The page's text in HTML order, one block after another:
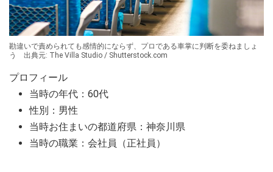
勘違いで責められても感情的にならず、プロである車掌に判断を委ねましょ
う 出典元: The Villa Studio / Shutterstock.com
プロフィール
当時の年代：60代
性別：男性
当時お住まいの都道府県：神奈川県
当時の職業：会社員（正社員）